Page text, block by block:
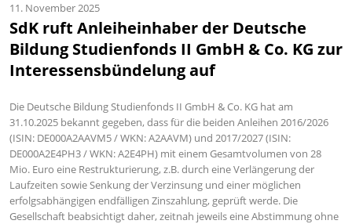
11. November 2025
SdK ruft Anleiheinhaber der Deutsche
Bildung Studienfonds II GmbH & Co. KG zur
Interessensbündelung auf
Die Deutsche Bildung Studienfonds II GmbH & Co. KG hat am
31.10.2025 bekannt gegeben, dass für die beiden Anleihen 2016/2026
(ISIN: DE000A2AAVM5 / WKN: A2AAVM) und 2017/2027 (ISIN:
DE000A2E4PH3 / WKN: A2E4PH) mit einem Gesamtvolumen von 28
Mio. Euro eine Restrukturierung, z.B. durch eine Verlängerung der
Laufzeiten sowie Senkung der Verzinsung und einer möglichen
erfolgsabhängigen endfälligen Zinszahlung, geprüft werde. Die
Gesellschaft beabsichtigt daher, zeitnah jeweils eine Abstimmung ohne